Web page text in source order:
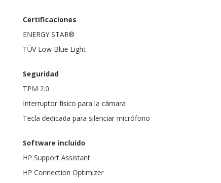
Certificaciones
ENERGY STAR®
TÜV Low Blue Light
Seguridad
TPM 2.0
Interruptor físico para la cámara
Tecla dedicada para silenciar micrófono
Software incluido
HP Support Assistant
HP Connection Optimizer